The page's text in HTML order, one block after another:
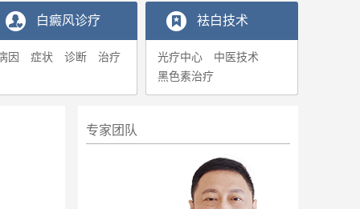
白癜风诊疗
因 症状 诊断 治疗
袪白技术
光疗中心
中医技术
黑色素治疗
专家团队